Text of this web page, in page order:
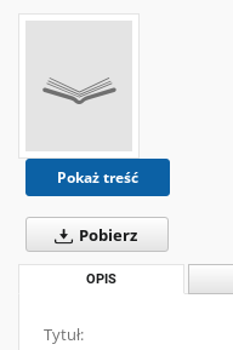
Pokaż treść
Pobierz
OPIS
Tytuł: